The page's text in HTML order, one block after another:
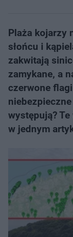
Plaża kojarzy
słońcu i
zakwitają
zamykane, a
czerwone
występują?
w jednym